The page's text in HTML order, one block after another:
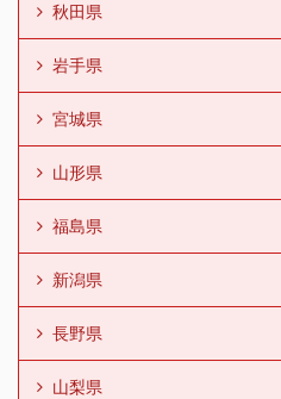
秋田県
岩手県
宮城県
山形県
福島県
新潟県
長野県
山梨県